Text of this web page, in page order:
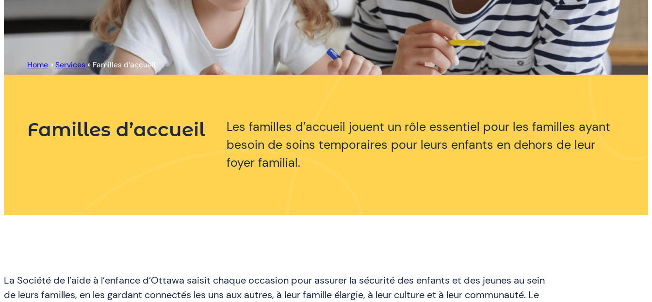
Home » Services » Familles d’accueil
Familles d’accueil
Les familles d’accueil jouent un rôle essentiel pour les familles ayant
besoin de soins temporaires pour leurs enfants en dehors de leur
foyer familial.
La Société de l’aide à l’enfance d’Ottawa saisit chaque occasion pour assurer la sécurité des enfants et des jeunes au sein
de leurs familles, en les gardant connectés les uns aux autres, à leur famille élargie, à leur culture et à leur communauté. Le